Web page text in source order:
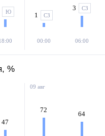
Ю 1 СЗ
00:00
3 СЗ
06:00
%
47
09 авг
72
64